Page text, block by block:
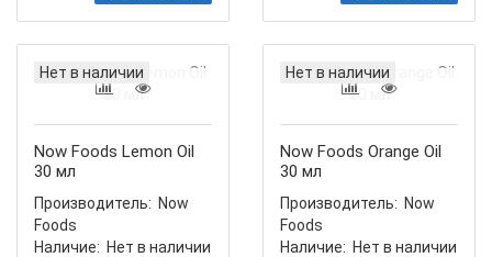
Нет в наличии
Now Foods Lemon Oil
30 мл
Производитель: Now
Foods
Наличие: Нет в наличии
Нет в наличии
Now Foods Orange Oil
30 мл
Производитель: Now
Foods
Наличие: Нет в наличии